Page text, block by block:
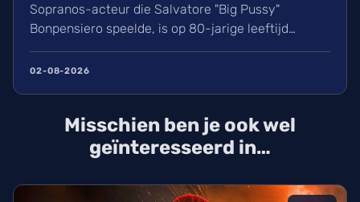
Sopranos-acteur die Salvatore "Big Pussy"
Bonpensiero speelde, is op 80-jarige leeftijd
carrière van nachtclubeigenaar tot maffia-icoon en
in New York.
02-08-2026
Misschien ben je ook wel
geïnteresseerd in…